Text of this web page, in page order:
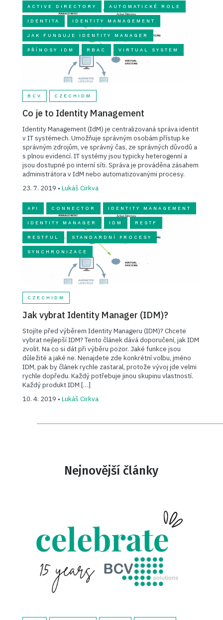
ACTIVE DIRECTORY AUTOMATICKÉ ROLE
IDENTITA IDENTITY MANAGEMENT
JAK FUNGUJE IDENTITY MANAGER
PŘÍNOSY IDM RBAC VIRTUAL SYSTEM
BCV CZECHIDM
Co je to Identity Management
Identity Management (IdM) je centralizovaná správa identit
v IT systémech. Umožňuje správným osobám přístup ke
správným zdrojům, ve správný čas, ze správných důvodů a
s plnou evidencí. IT systémy jsou typicky heterogenní a
jsou dostupné po interní síti. Správa je prováděna zásahem
administrátora v IdM nebo automatizovanými procesy.
23. 7. 2019 • Lukáš Cirkva
API CONNECTOR IDENTITY MANAGEMENT
IDENTITY MANAGER IDM RESTF
RESTFUL STANDARDNÍ PROCESY
SYNCHRONIZACE
CZECHIDM
Jak vybrat Identity Manager (IDM)?
Stojíte před výběrem Identity Manageru (IDM)? Chcete
vybrat nejlepší IDM? Tento článek dává doporučení, jak IDM
zvolit. Na co si dát při výběru pozor. Jaké funkce jsou
důležité a jaké ne. Nenajdete zde konkrétní volbu, jméno
IDM, pak by článek rychle zastaral, protože vývoj jde velmi
rychle dopředu. Každý potřebuje jinou skupinu vlastností.
Každý produkt IDM […]
10. 4. 2019 • Lukáš Cirkva
Nejnovější články